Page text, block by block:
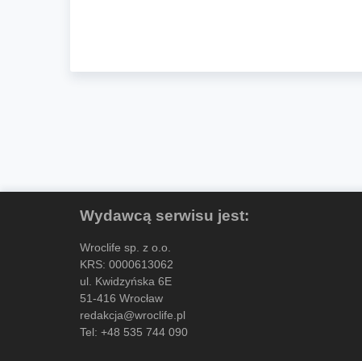
Wydawcą serwisu jest:
Wroclife sp. z o.o.
KRS: 0000613062
ul. Kwidzyńska 6E
51-416 Wrocław
redakcja@wroclife.pl
Tel: +48 535 744 090